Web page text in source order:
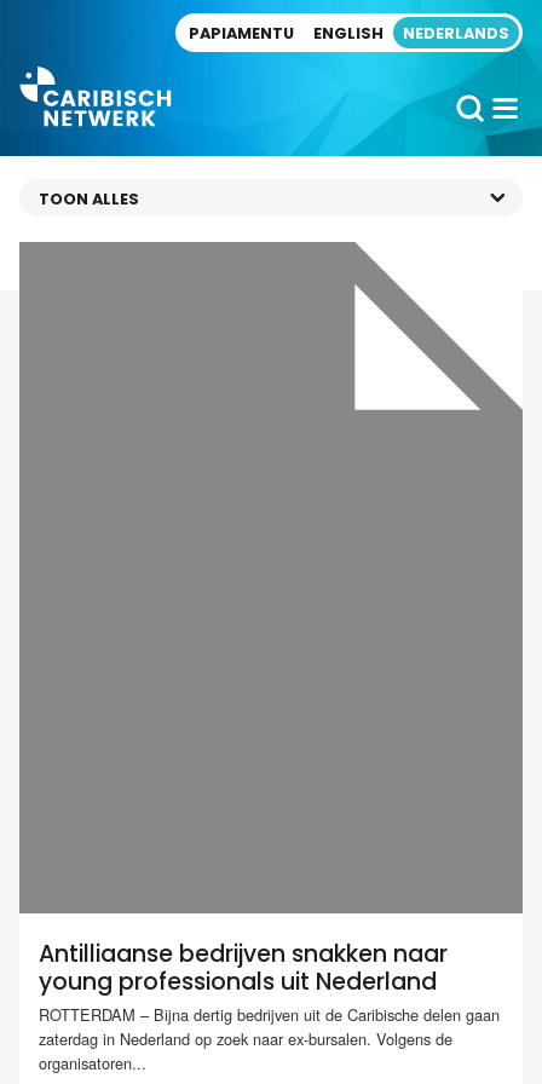
PAPIAMENTU ENGLISH NEDERLANDS
Antilliaanse bedrijven snakken naar
young professionals uit Nederland
ROTTERDAM – Bijna dertig bedrijven uit de Caribische delen gaan
zaterdag in Nederland op zoek naar ex-bursalen. Volgens de
organisatoren...